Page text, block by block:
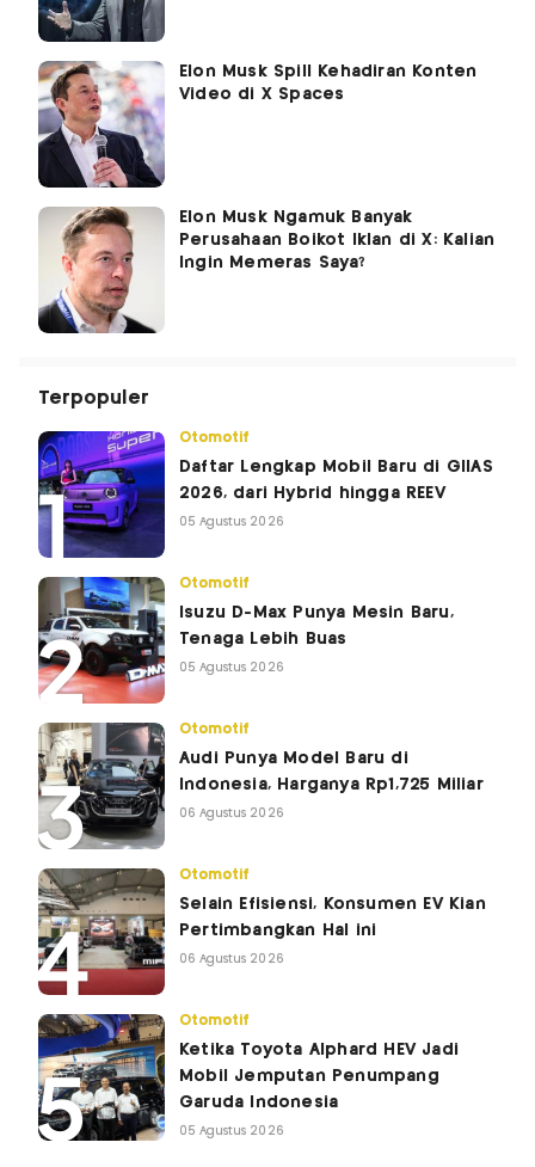
Elon Musk Spill Kehadiran Konten
Video di X Spaces
Elon Musk Ngamuk Banyak
Perusahaan Boikot Iklan di X: Kalian
Ingin Memeras Saya?
Terpopuler
Otomotif
Daftar Lengkap Mobil Baru di GIIAS
2026, dari Hybrid hingga REEV
05 Agustus 2026
Otomotif
Isuzu D-Max Punya Mesin Baru,
Tenaga Lebih Buas
05 Agustus 2026
Otomotif
Audi Punya Model Baru di
Indonesia, Harganya Rp1,725 Miliar
06 Agustus 2026
Otomotif
Selain Efisiensi, Konsumen EV Kian
Pertimbangkan Hal ini
06 Agustus 2026
Otomotif
Ketika Toyota Alphard HEV Jadi
Mobil Jemputan Penumpang
Garuda Indonesia
05 Agustus 2026